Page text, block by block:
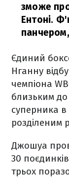
зможе
Ентоні.
панчером,
Єдиний
Нганну
чемпіона
близьким до
суперника
розділеним
Джошуа
30
трьох